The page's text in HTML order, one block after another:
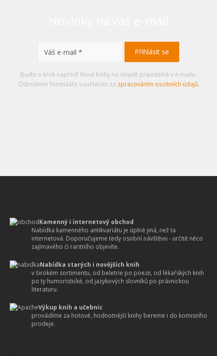
Buďte o krok napřed! Nové knihy na skladě pravidelně v e-mailu.
Odesláním formuláře souhlasím se zpracováním osobních údajů.
Kamenný i internetový obchod
Nabídka kamenného antikvariátu je úplně jiná, než ta
internetová. Doporučujeme tedy osobní návštěvu - určitě něco
zajímavého či raritního objevíte.
Nabídka starých i novějších knih
v širokém sortimentu, od beletrie po poezii, od lékařských knih
po ty humoristické, od jazykových slovníků po právnickou
literaturu.
Výkup knih a učebnic
provádíme za hotové, hodnotnější knihy bereme i do komisního
prodeje.